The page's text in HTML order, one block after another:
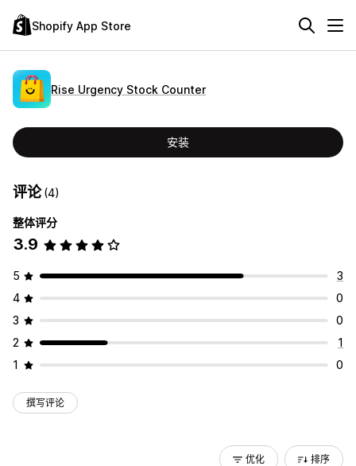
Shopify App Store
Rise Urgency Stock Counter
安装
评论(4)
整体评分
3.9
5
3
4
0
3
0
2
1
1
0
撰写评论
优化 排序